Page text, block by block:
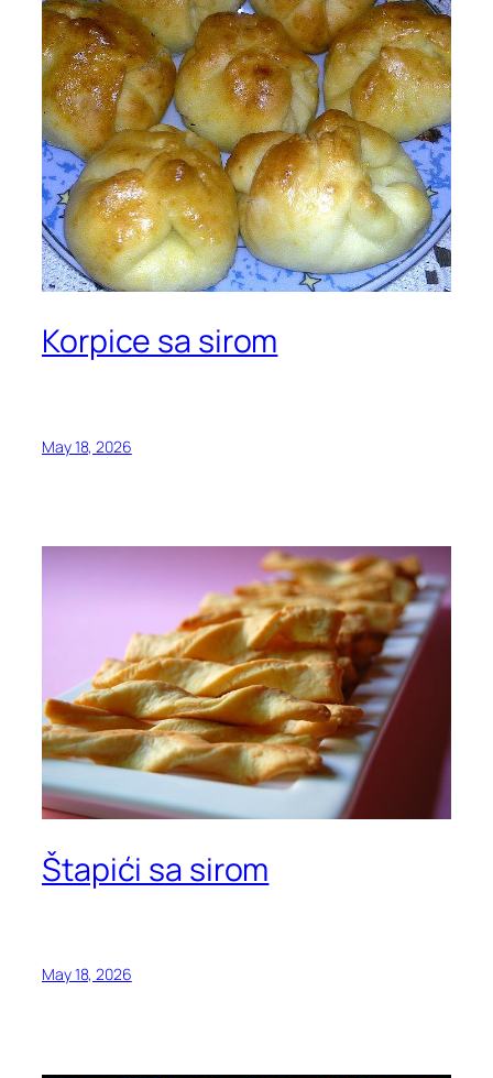
Korpice sa sirom
May 18, 2026
Štapići sa sirom
May 18, 2026